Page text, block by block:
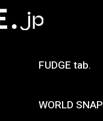
FUDGE tab.
WORLD SNAP